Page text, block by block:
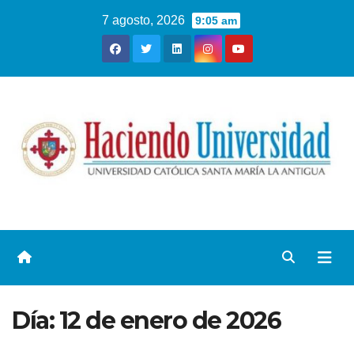
7 agosto, 2026 9:05 am
Día:12 de enero de 2026